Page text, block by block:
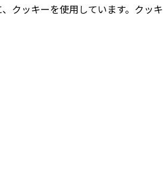
クッキーを使用しています。クッキ